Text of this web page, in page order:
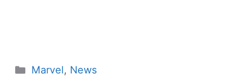
Categorias
Marvel, News